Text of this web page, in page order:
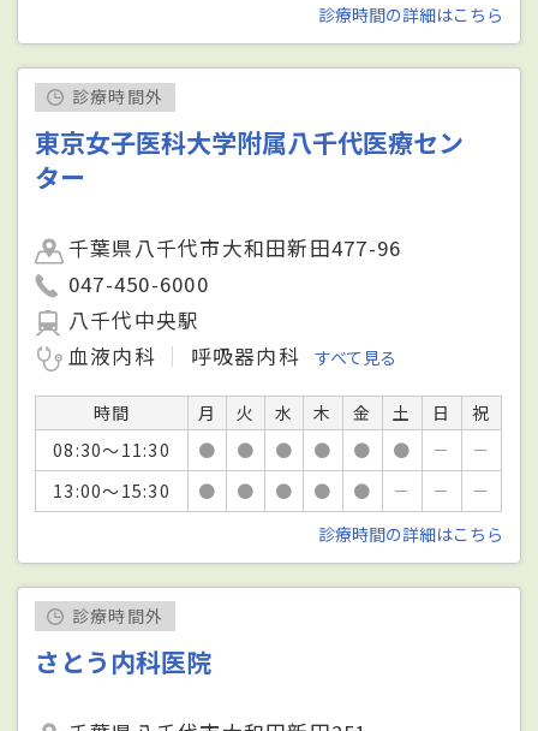
診療時間の詳細はこちら
診療時間外
東京女子医科大学附属八千代医療セン
ター
千葉県八千代市大和田新田477-96
047-450-6000
八千代中央駅
血液内科
呼吸器内科 すべて見る
時間 月 火 水 木 金 土 日
祝
08:30～11:30
● ● ● ● ● ● －
－
13:00～15:30
● ● ● ● ● － －
－
診療時間の詳細はこちら
診療時間外
さとう内科医院